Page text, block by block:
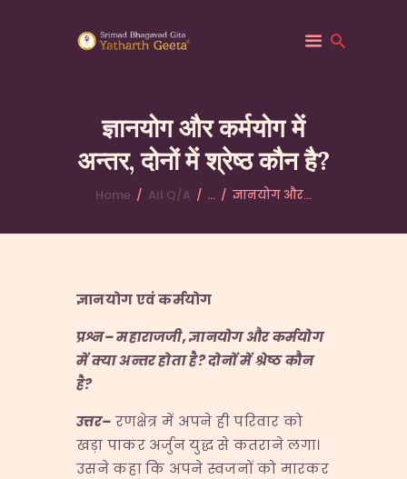
ज्ञानयोग और कर्मयोग में
अन्तर, दोनों में श्रेष्ठ कौन है?
Home All Q/A ... ज्ञानयोग और...
HOME
ABOUT YATHARTH
ज्ञानयोग एवं कर्मयोग
प्रश्न–महाराजजी,ज्ञानयोग और कर्मयोग
में क्या अन्तर होता है?दोनों में श्रेष्ठ कौन
है?
उत्तर– रणक्षेत्र में अपने ही परिवार को
खड़ा पाकर अर्जुन युद्ध से कतराने लगा।
उसने कहा कि अपने स्वजनों को मारकर